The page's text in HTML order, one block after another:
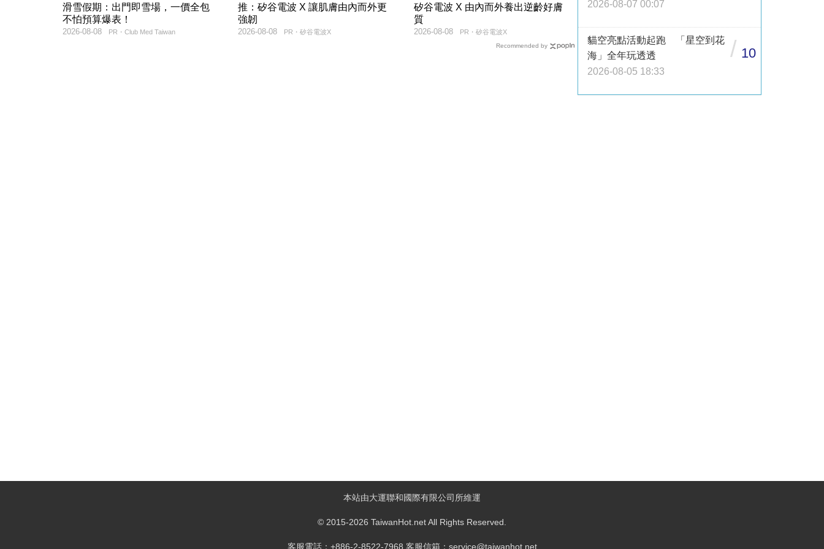
滑雪假期：出門即雪場，一價全包
不怕預算爆表！
PR・Club Med Taiwan
2026-08-08
推：矽谷電波 X 讓肌膚由內而外更
強韌
PR・矽谷電波X
2026-08-08
矽谷電波 X 由內而外養出逆齡好膚
質
PR・矽谷電波X
2026-08-08
Recommended by
2026-08-07 00:07
貓空亮點活動起跑 「星空到花
海」全年玩透透
2026-08-05 18:33
/ 10
本站由大運聯和國際有限公司所維運
© 2015-2026 TaiwanHot.net All Rights Reserved.
客服電話：+886-2-8522-7968 客服信箱：service@taiwanhot.net